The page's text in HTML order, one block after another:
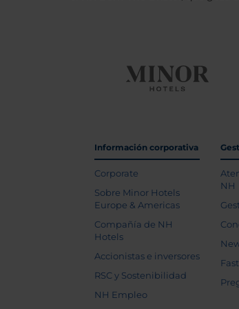
Información corporativa
Corporate
Sobre Minor Hotels
Europe & Americas
Compañía de NH
Hotels
Accionistas e inversores
RSC y Sostenibilidad
NH Empleo
NH